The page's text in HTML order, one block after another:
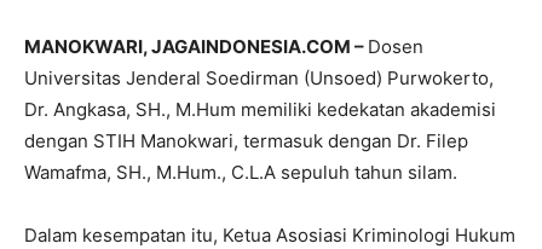
MANOKWARI, JAGAINDONESIA.COM – Dosen
Universitas Jenderal Soedirman (Unsoed) Purwokerto,
Dr. Angkasa, SH., M.Hum memiliki kedekatan akademisi
dengan STIH Manokwari, termasuk dengan Dr. Filep
Wamafma, SH., M.Hum., C.L.A sepuluh tahun silam.
Dalam kesempatan itu, Ketua Asosiasi Kriminologi Hukum